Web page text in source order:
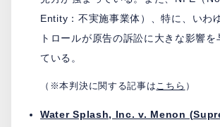
Entity：不実施事業体）、特に、いわ
トロールが原告の訴訟に大きな影響
ている。
（※本判決に関する記事はこちら ）
Water Splash, Inc. v. Menon